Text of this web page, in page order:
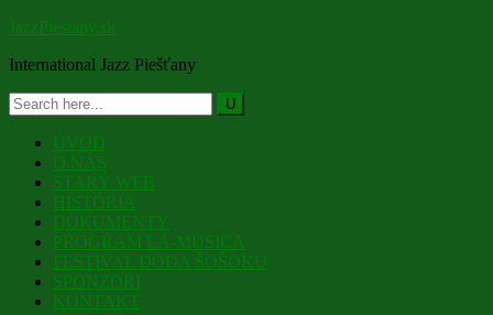
JazzPiestany.sk
International Jazz Piešťany
ÚVOD
O NÁS
STARÝ WEB
HISTÓRIA
DOKUMENTY
PROGRAM LA-MUSICA
FESTIVAL DODA ŠOŠOKU
SPONZORI
KONTAKT